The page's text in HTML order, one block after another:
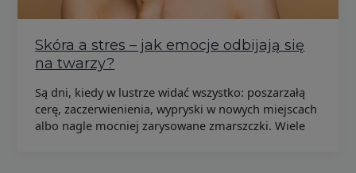
Skóra a stres – jak emocje odbijają się
na twarzy?
Są dni, kiedy w lustrze widać wszystko: poszarzałą
cerę, zaczerwienienia, wypryski w nowych miejscach
albo nagle mocniej zarysowane zmarszczki. Wiele